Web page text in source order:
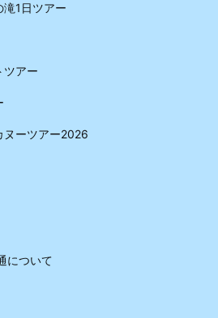
1日ツアー
ツアー
ヌーツアー2026
について